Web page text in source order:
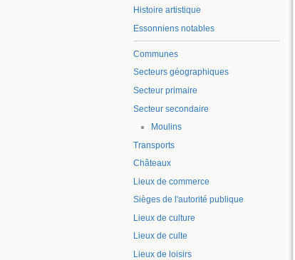
Histoire artistique
Essonniens notables
Communes
Secteurs géographiques
Secteur primaire
Secteur secondaire
Moulins
Transports
Châteaux
Lieux de commerce
Sièges de l'autorité publique
Lieux de culture
Lieux de culte
Lieux de loisirs